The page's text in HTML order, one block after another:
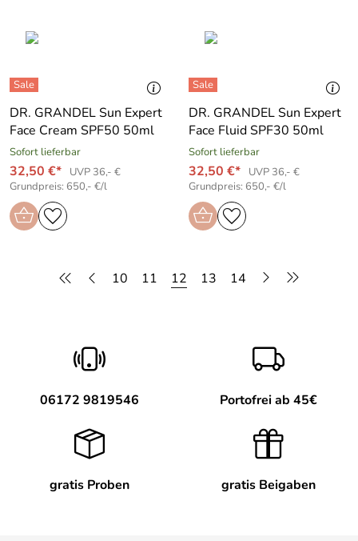
DR. GRANDEL Sun Expert
Face Cream SPF50 50ml
Sofort lieferbar
32,50 €*
UVP 36,- €
Grundpreis: 650,- €/l
DR. GRANDEL Sun Expert
Face Fluid SPF30 50ml
Sofort lieferbar
32,50 €*
UVP 36,- €
Grundpreis: 650,- €/l
10 11 12 13 14
06172 9819546 Portofrei ab 45€
gratis Proben gratis Beigaben